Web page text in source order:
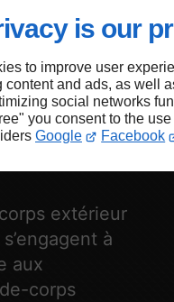
is our
to improve user
content and ads, as well
social networks
you consent to the
Google Facebook
extérieur
à
aux
corps